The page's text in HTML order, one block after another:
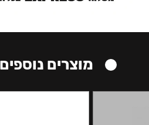
מוצרים נוספים